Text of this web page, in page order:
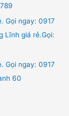
Gọi ngay: 0917
Lĩnh giá rẻ.Gọi:
Gọi ngay: 0917
60